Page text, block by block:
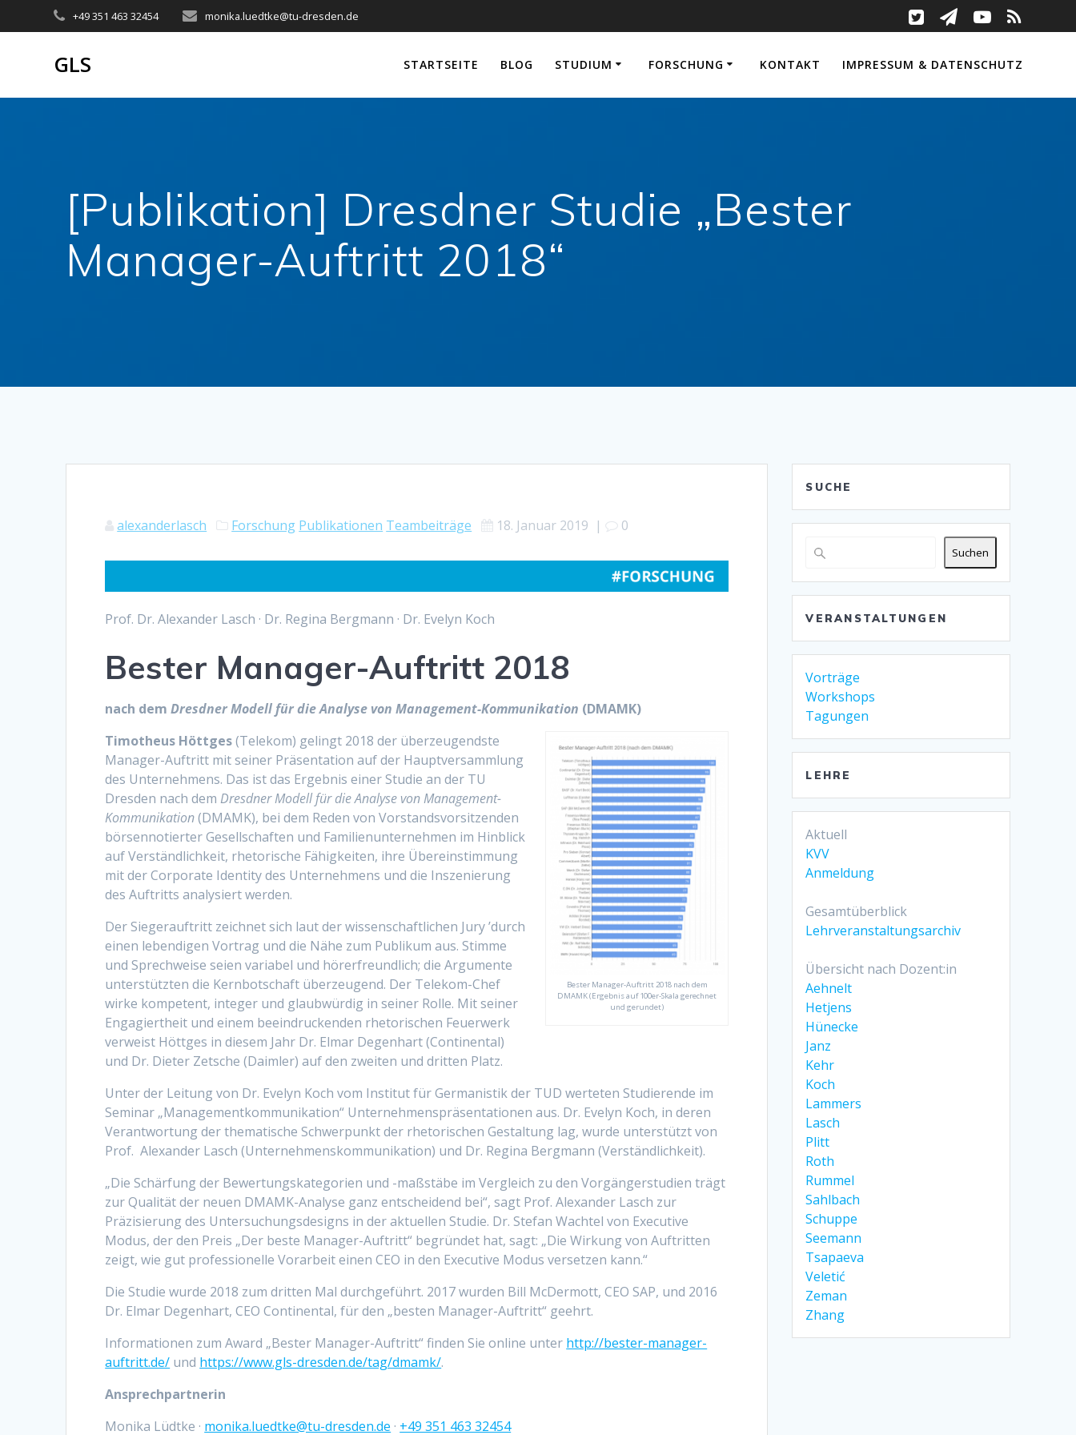
Inhalt
+49 351 463 32454 monika.luedtke@tu-dresden.de
GLS STARTSEITE BLOG STUDIUM FORSCHUNG KONTAKT IMPRESSUM & DATENSCHUTZ
[Publikation] Dresdner Studie „Bester
Manager-Auftritt 2018“
alexanderlasch Forschung Publikationen Teambeiträge 18. Januar 2019 | 0
Prof. Dr. Alexander Lasch · Dr. Regina Bergmann · Dr. Evelyn Koch
Bester Manager-Auftritt 2018
nach demDresdner Modell für die Analyse von Management-Kommunikation (DMAMK)
Bester Manager-Auftritt 2018 nach dem
DMAMK (Ergebnis auf 100er-Skala gerechnet
und gerundet)
Timotheus Höttges(Telekom) gelingt 2018 der überzeugendste
Manager-Auftritt mit seiner Präsentation auf der Hauptversammlung
des Unternehmens. Das ist das Ergebnis einer Studie an der TU
Dresden nach demDresdner Modell für die Analyse von Management-
Kommunikation(DMAMK), bei dem Reden von Vorstandsvorsitzenden
börsennotierter Gesellschaften und Familienunter­nehmen im Hinblick
auf Verständlichkeit, rhetorische Fähigkeiten, ihre Überein­stimmung
mit der Corporate Identity des Unternehmens und die Inszenierung
des Auftritts analysiert werden.
Der Siegerauftritt zeichnet sich laut der wissenschaftlichen Jury ’durch
einen lebendigen Vortrag und die Nähe zum Publikum aus. Stimme
und Sprechweise seien variabel und hörerfreundlich; die Argumente
unterstützten die Kernbot­schaft überzeugend. Der Telekom-Chef
wirke kompetent, integer und glaubwürdig in seiner Rolle. Mit seiner
Engagiertheit und einem beeindruckenden rhetorischen Feuerwerk
verweist Höttges in diesem Jahr Dr. Elmar Degenhart (Continental)
und Dr. Dieter Zetsche (Daimler) auf den zweiten und dritten Platz.
Unter der Leitung von Dr. Evelyn Koch vom Institut für Germanistik der TUD werteten Studierende im
Seminar „Management­kommunikation“ Unternehmenspräsentationen aus. Dr. Evelyn Koch, in deren
Verantwortung der thematische Schwerpunkt der rhetorischen Gestaltung lag, wurde unterstützt von
Prof. Alexander Lasch (Unternehmenskommunikation) und Dr. Regina Bergmann (Verständlichkeit).
„Die Schärfung der Bewertungskategorien und -maßstäbe im Vergleich zu den Vorgängerstudien trägt
zur Qualität der neuen DMAMK-Analyse ganz entscheidend bei“, sagt Prof. Alexander Lasch zur
Präzisierung des Untersuchungsdesigns in der aktuellen Studie. Dr. Stefan Wachtel von Executive
Modus, der den Preis „Der beste Manager-Auftritt“ begründet hat, sagt: „Die Wirkung von Auftritten
zeigt, wie gut professionelle Vorarbeit einen CEO in den Executive Modus versetzen kann.“
Die Studie wurde 2018 zum dritten Mal durchgeführt. 2017 wurden Bill McDermott, CEO SAP, und 2016
Dr. Elmar Degenhart, CEO Continental, für den „besten Manager-Auftritt“ geehrt.
Informationen zum Award „Bester Manager-Auftritt“ finden Sie online unter http://bester-manager-
auftritt.de/ und https://www.gls-dresden.de/tag/dmamk/.
Ansprechpartnerin
Monika Lüdtke · monika.luedtke@tu-dresden.de · +49 351 463 32454
SUCHE
Suchen
VERANSTALTUNGEN
Vorträge
Workshops
Tagungen
LEHRE
Aktuell
KVV
Anmeldung
Gesamtüberblick
Lehrveranstaltungsarchiv
Übersicht nach Dozent:in
Aehnelt
Hetjens
Hünecke
Janz
Kehr
Koch
Lammers
Lasch
Plitt
Roth
Rummel
Sahlbach
Schuppe
Seemann
Tsapaeva
Veletić
Zeman
Zhang